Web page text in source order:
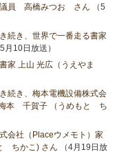
議員 高橋みつお さん （5
続き、世界で一番走る書家
5月10日放送）
家 上山 光広（うえやま
続き、梅本電機設備株式会
梅本 千賀子 （うめもと ち
会社（Placeウメモト）家
ちかこ) さん （4月19日放